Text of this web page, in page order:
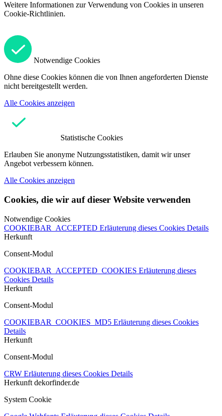
Weitere Informationen zur Verwendung von Cookies in unseren
Cookie-Richtlinien.
Notwendige Cookies
Ohne diese Cookies können die von Ihnen angeforderten Dienste
nicht bereitgestellt werden.
Alle Cookies anzeigen
Statistische Cookies
Erlauben Sie anonyme Nutzungsstatistiken, damit wir unser
Angebot verbessern können.
Alle Cookies anzeigen
Cookies, die wir auf dieser Website verwenden
Notwendige Cookies
COOKIEBAR_ACCEPTED Erläuterung dieses Cookies Details
Herkunft
Consent-Modul
COOKIEBAR_ACCEPTED_COOKIES Erläuterung dieses
Cookies Details
Herkunft
Consent-Modul
COOKIEBAR_COOKIES_MD5 Erläuterung dieses Cookies
Details
Herkunft
Consent-Modul
CRW Erläuterung dieses Cookies Details
Herkunft dekorfinder.de
System Cookie